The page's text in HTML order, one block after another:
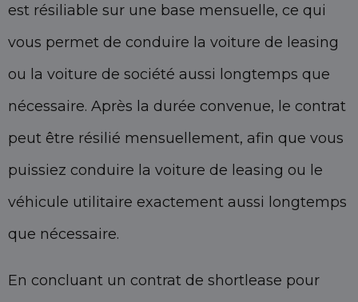
est résiliable sur une base mensuelle, ce qui
vous permet de conduire la voiture de leasing
ou la voiture de société aussi longtemps que
nécessaire. Après la durée convenue, le contrat
peut être résilié mensuellement, afin que vous
puissiez conduire la voiture de leasing ou le
véhicule utilitaire exactement aussi longtemps
que nécessaire.
En concluant un contrat de shortlease pour